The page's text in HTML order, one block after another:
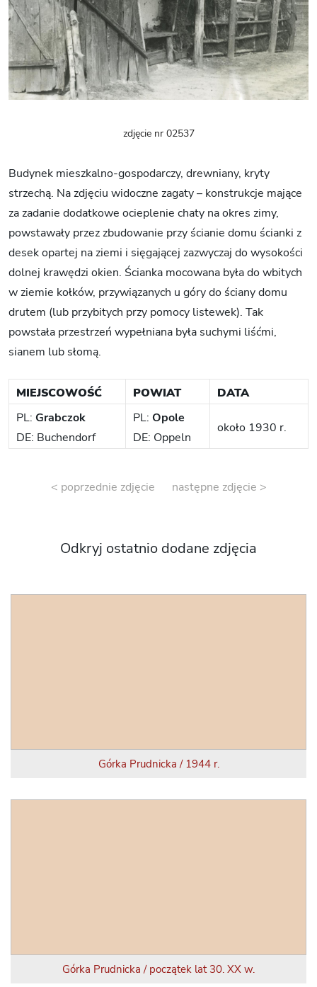
zdjęcie nr 02537
Budynek mieszkalno-gospodarczy, drewniany, kryty
strzechą. Na zdjęciu widoczne zagaty – konstrukcje mające
za zadanie dodatkowe ocieplenie chaty na okres zimy,
powstawały przez zbudowanie przy ścianie domu ścianki z
desek opartej na ziemi i sięgającej zazwyczaj do wysokości
dolnej krawędzi okien. Ścianka mocowana była do wbitych
w ziemie kołków, przywiązanych u góry do ściany domu
drutem (lub przybitych przy pomocy listewek). Tak
powstała przestrzeń wypełniana była suchymi liśćmi,
sianem lub słomą.
MIEJSCOWOŚĆ POWIAT
DATA
PL: Grabczok
DE: Buchendorf
PL: Opole
DE: Oppeln
około 1930 r.
< poprzednie zdjęcie następne zdjęcie >
Odkryj ostatnio dodane zdjęcia
Górka Prudnicka / 1944 r.
Górka Prudnicka / początek lat 30. XX w.